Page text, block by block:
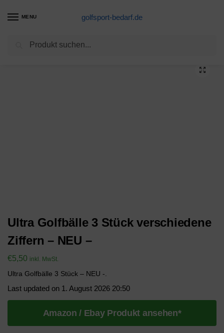
MENU golfsport-bedarf.de
Golfbälle-Produkte / Ultra Golfbälle 3 Stück verschiedene Ziffern – NEU –
Ultra Golfbälle 3 Stück verschiedene
Ziffern – NEU –
€5,50 inkl. MwSt.
Ultra Golfbälle 3 Stück – NEU -.
Last updated on 1. August 2026 20:50
Amazon / Ebay Produkt ansehen*